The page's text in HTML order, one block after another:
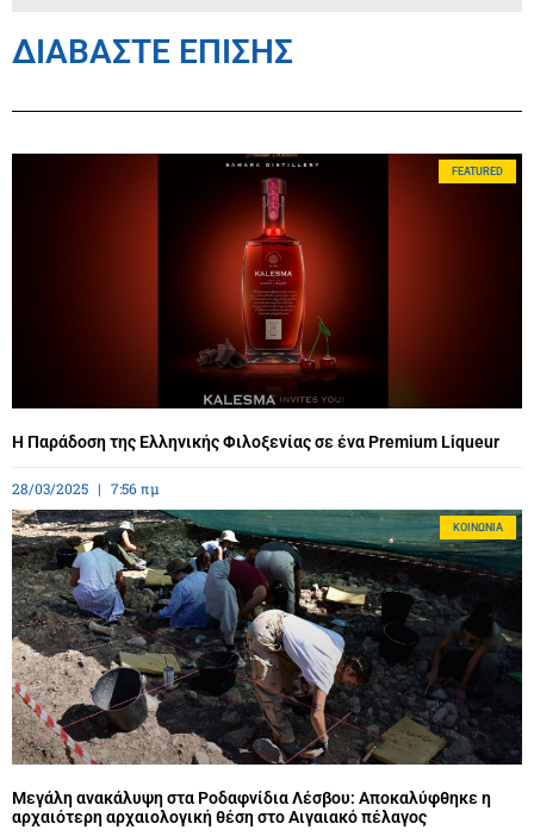
ΔΙΑΒΑΣΤΕ ΕΠΙΣΗΣ
FEATURED
Η Παράδοση της Ελληνικής Φιλοξενίας σε ένα Premium Liqueur
28/03/2025 7:56 πμ
ΚΟΙΝΩΝΊΑ
Μεγάλη ανακάλυψη στα Ροδαφνίδια Λέσβου: Αποκαλύφθηκε η
αρχαιότερη αρχαιολογική θέση στο Αιγαιακό πέλαγος